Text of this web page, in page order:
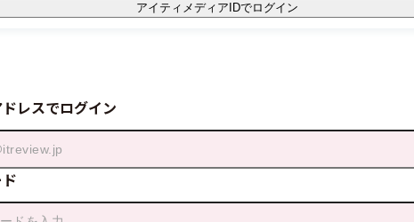
アイティメディアIDでログイン
レスでログイン